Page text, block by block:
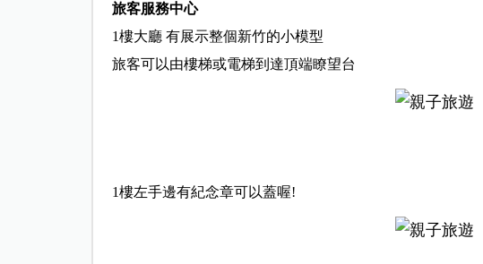
旅客服務中心
1樓大廳 有展示整個新竹的小模型
旅客可以由樓梯或電梯到達頂端瞭望台
1樓左手邊有紀念章可以蓋喔!